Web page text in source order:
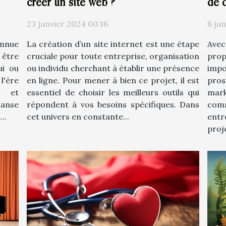
être
ou
l'ère
et
23 janvier 2024 00:16
La création d’un site internet est une étape
cruciale pour toute entreprise, organisation
ou individu cherchant à établir une présence
en ligne. Pour mener à bien ce projet, il est
essentiel de choisir les meilleurs outils qui
répondent à vos besoins spécifiques. Dans
cet univers en constante...
8